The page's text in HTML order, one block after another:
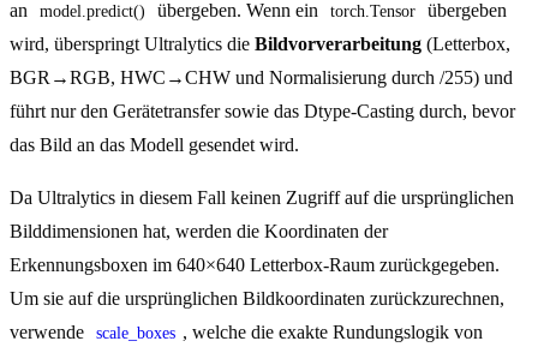
an
model.predict() übergeben. Wenn ein torch.Tensor
übergeben
wird, überspringt Ultralytics die Bildvorverarbeitung (Letterbox,
BGR→RGB, HWC→CHW und Normalisierung durch /255) und
führt nur den Gerätetransfer sowie das Dtype-Casting durch, bevor
das Bild an das Modell gesendet wird.
Da Ultralytics in diesem Fall keinen Zugriff auf die ursprünglichen
Bilddimensionen hat, werden die Koordinaten der
Erkennungsboxen im 640×640 Letterbox-Raum zurückgegeben.
Um sie auf die ursprünglichen Bildkoordinaten zurückzurechnen,
verwende
scale_boxes , welche die exakte Rundungslogik von